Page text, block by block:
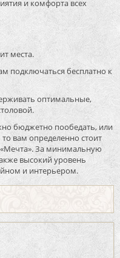
и комфорта всех
места.
подключаться бесплатно к
оптимальные,
бюджетно пообедать, или
вам определенно стоит
За минимальную
высокий уровень
и интерьером.